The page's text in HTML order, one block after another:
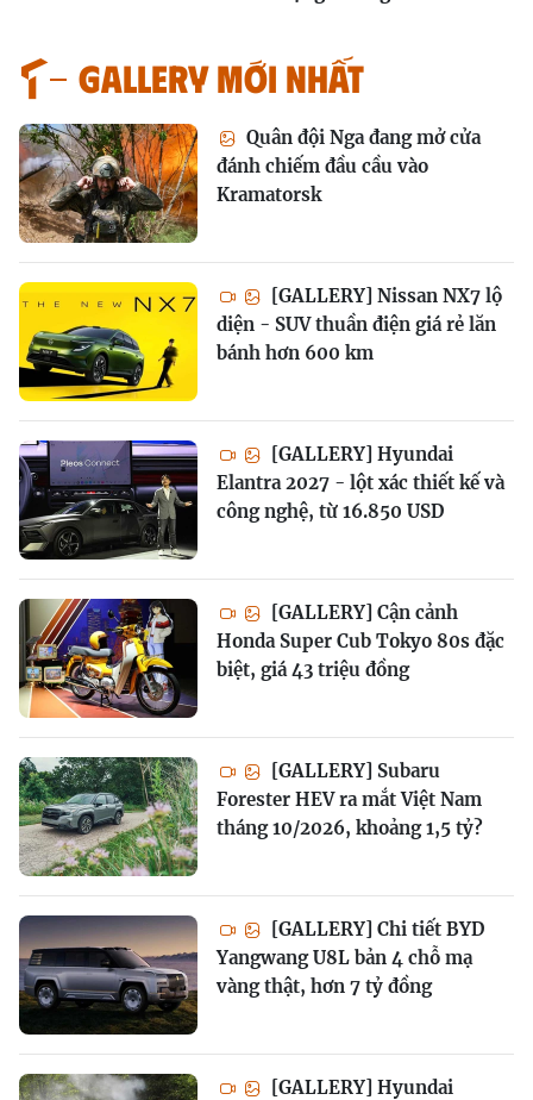
GALLERY MỚI NHẤT
Quân đội Nga đang mở cửa
đánh chiếm đầu cầu vào
Kramatorsk
[GALLERY] Nissan NX7 lộ
diện - SUV thuần điện giá rẻ lăn
bánh hơn 600 km
[GALLERY] Hyundai
Elantra 2027 - lột xác thiết kế và
công nghệ, từ 16.850 USD
[GALLERY] Cận cảnh
Honda Super Cub Tokyo 80s đặc
biệt, giá 43 triệu đồng
[GALLERY] Subaru
Forester HEV ra mắt Việt Nam
tháng 10/2026, khoảng 1,5 tỷ?
[GALLERY] Chi tiết BYD
Yangwang U8L bản 4 chỗ mạ
vàng thật, hơn 7 tỷ đồng
[GALLERY] Hyundai